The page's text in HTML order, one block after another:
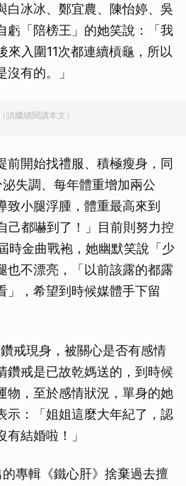
白冰冰、鄭宜農、陳怡婷、吳
虧「陪榜王」的她笑說：「我
來入圍11次都連續槓龜，所以
有的。」
請繼續閱讀本文）
前開始找禮服、積極瘦身，同
失調、每年體重增加兩公
致小腿浮腫，體重最高來到
己都嚇到了！」目前則努力控
時金曲戰袍，她幽默笑說「少
也不漂亮，「以前該露的都露
」，希望到時候媒體手下留
戒現身，被關心是否有感情
鑽戒是已故乾媽送的，到時候
物，至於感情狀況，單身的她
示：「姐姐這麼大年紀了，認
結婚啦！」
專輯《鐵心肝》捨棄過去擅